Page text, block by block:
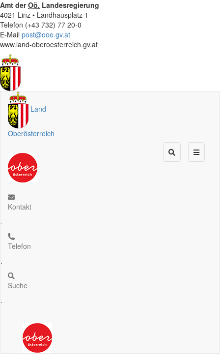
Amt derOö. Landesregierung
4021 Linz • Landhausplatz 1
Telefon (+43 732) 77 20-0
E-Mail post@ooe.gv.at
www.land-oberoesterreich.gv.at
Land
Oberösterreich
Kontakt
.
Telefon
.
Suche
.